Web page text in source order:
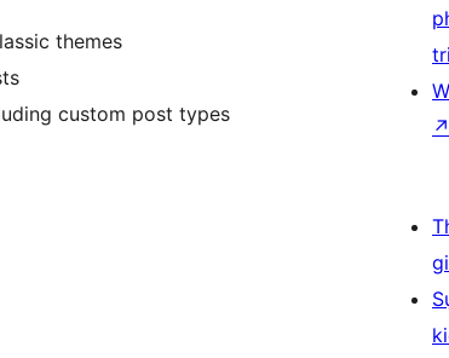
themes
custom post types
↗